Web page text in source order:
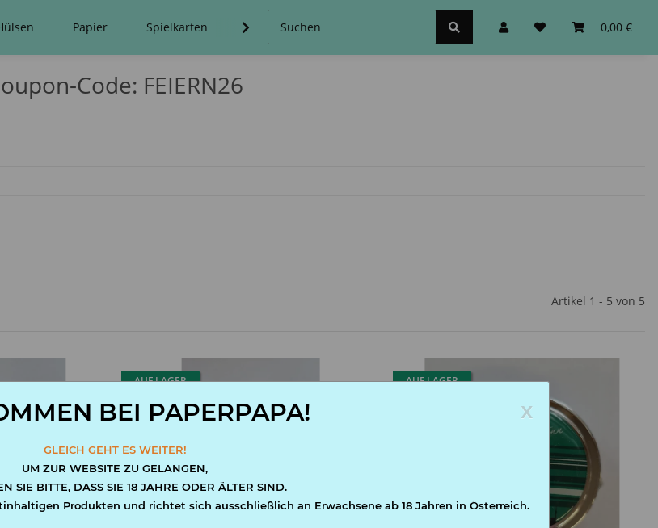
0,00 €
Papier Spielkarten Stopfmaschinen Zubehör&Sonstiges
Code: FEIERN26
Artikel 1 - 5 von 5
AUF LAGER AUF LAGER
x
BEI PAPERPAPA!
GLEICH GEHT ES WEITER!
UM ZUR WEBSITE ZU GELANGEN,
SIE BITTE, DASS SIE 18 JAHRE ODER ÄLTER SIND.
Produkten und richtet sich ausschließlich an Erwachsene ab 18 Jahren in Österreich.